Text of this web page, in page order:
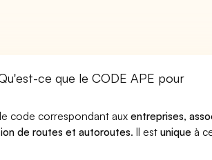
ce que le CODE APE pour
le code correspondant auxentreprises,
de routes et autoroutes. Il estunique à